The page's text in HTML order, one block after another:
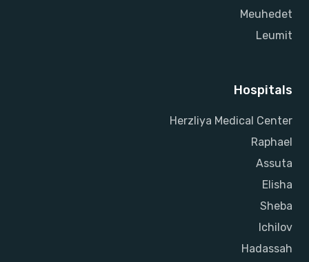
Meuhedet
Leumit
Hospitals
Herzliya Medical Center
Raphael
Assuta
Elisha
Sheba
Ichilov
Hadassah